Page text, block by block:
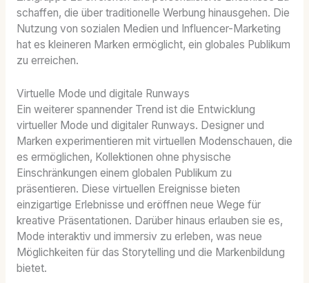
schaffen, die über traditionelle Werbung hinausgehen. Die
Nutzung von sozialen Medien und Influencer-Marketing
hat es kleineren Marken ermöglicht, ein globales Publikum
zu erreichen.
Virtuelle Mode und digitale Runways
Ein weiterer spannender Trend ist die Entwicklung
virtueller Mode und digitaler Runways. Designer und
Marken experimentieren mit virtuellen Modenschauen, die
es ermöglichen, Kollektionen ohne physische
Einschränkungen einem globalen Publikum zu
präsentieren. Diese virtuellen Ereignisse bieten
einzigartige Erlebnisse und eröffnen neue Wege für
kreative Präsentationen. Darüber hinaus erlauben sie es,
Mode interaktiv und immersiv zu erleben, was neue
Möglichkeiten für das Storytelling und die Markenbildung
bietet.